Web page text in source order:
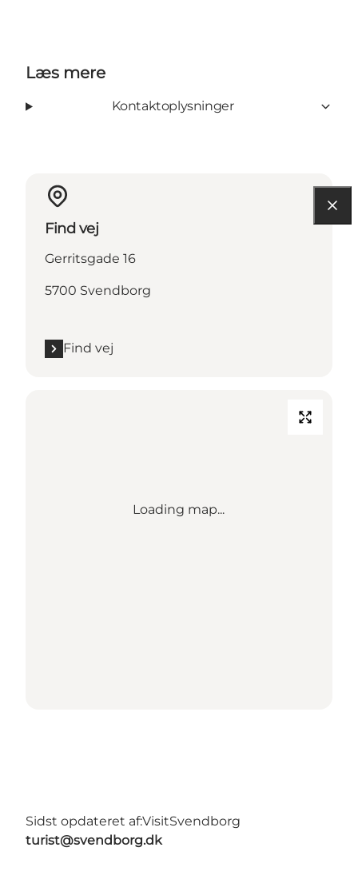
Læs mere
Kontaktoplysninger
Find vej
Gerritsgade 16
5700 Svendborg
Find vej
Loading map...
Sidst opdateret af:VisitSvendborg
turist@svendborg.dk